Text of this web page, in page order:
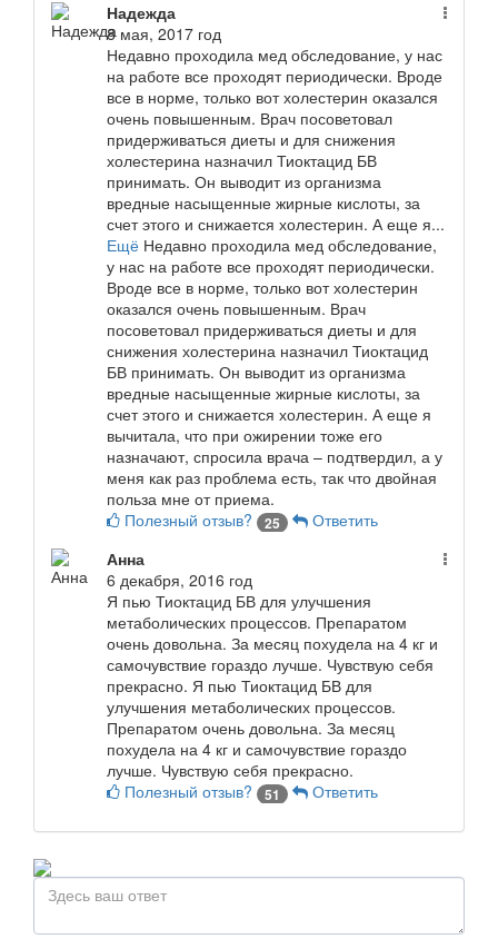
Надежда
8 мая, 2017 год
Недавно проходила мед обследование, у нас
на работе все проходят периодически. Вроде
все в норме, только вот холестерин оказался
очень повышенным. Врач посоветовал
придерживаться диеты и для снижения
холестерина назначил Тиоктацид БВ
принимать. Он выводит из организма
вредные насыщенные жирные кислоты, за
счет этого и снижается холестерин. А еще я...
Ещё Недавно проходила мед обследование,
у нас на работе все проходят периодически.
Вроде все в норме, только вот холестерин
оказался очень повышенным. Врач
посоветовал придерживаться диеты и для
снижения холестерина назначил Тиоктацид
БВ принимать. Он выводит из организма
вредные насыщенные жирные кислоты, за
счет этого и снижается холестерин. А еще я
вычитала, что при ожирении тоже его
назначают, спросила врача – подтвердил, а у
меня как раз проблема есть, так что двойная
польза мне от приема.
Полезный отзыв?
25
Ответить
Анна
6 декабря, 2016 год
Я пью Тиоктацид БВ для улучшения
метаболических процессов. Препаратом
очень довольна. За месяц похудела на 4 кг и
самочувствие гораздо лучше. Чувствую себя
прекрасно. Я пью Тиоктацид БВ для
улучшения метаболических процессов.
Препаратом очень довольна. За месяц
похудела на 4 кг и самочувствие гораздо
лучше. Чувствую себя прекрасно.
Полезный отзыв?
51 Ответить